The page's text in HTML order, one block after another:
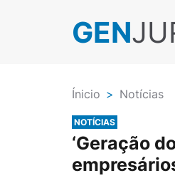
GEN
Ínicio > Notícias
NOTÍCIAS
‘Geração